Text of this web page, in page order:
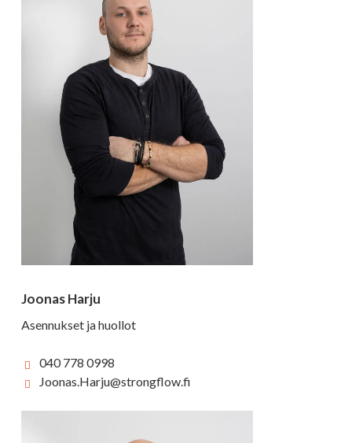
Joonas Harju
Asennukset ja huollot
040 778 0998
Joonas.Harju@strongflow.fi